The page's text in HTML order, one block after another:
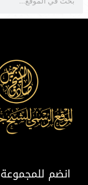
انضم للمجموعة